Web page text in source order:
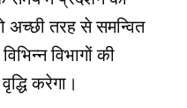
अच्छी तरह से समन्वित
विभागों की
करेगा।